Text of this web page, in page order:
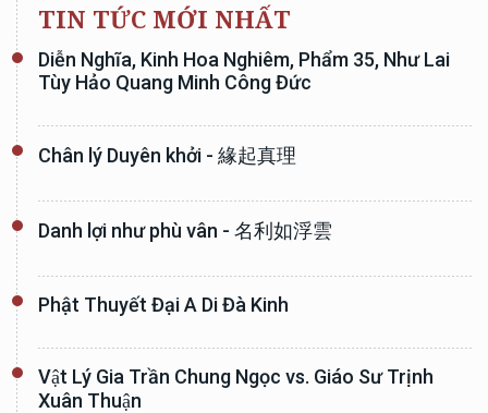
TIN TỨC MỚI NHẤT
Diễn Nghĩa, Kinh Hoa Nghiêm, Phẩm 35, Như Lai
Tùy Hảo Quang Minh Công Đức
Chân lý Duyên khởi - 緣起真理
Danh lợi như phù vân - 名利如浮雲
Phật Thuyết Đại A Di Đà Kinh
Vật Lý Gia Trần Chung Ngọc vs. Giáo Sư Trịnh
Xuân Thuận